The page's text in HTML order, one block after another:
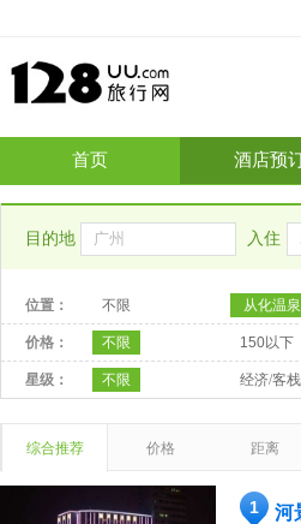
首页 酒店预
目的地 入住
位置： 不限 从化温
价格： 不限 150以下
星级： 不限 经济/客栈
综合推荐 价格 距离
1 河